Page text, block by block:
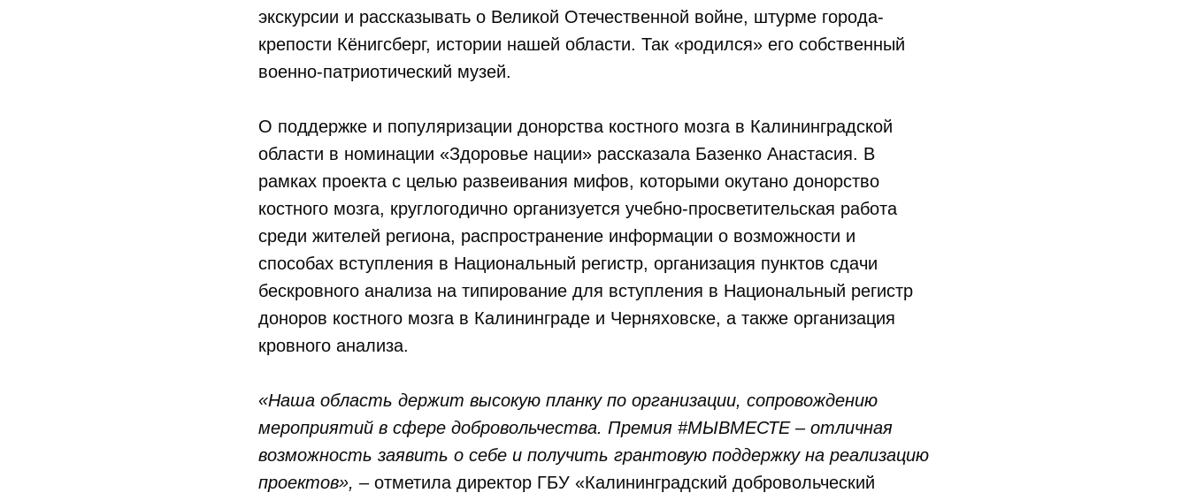
экскурсии и рассказывать о Великой Отечественной войне, штурме города-
крепости Кёнигсберг, истории нашей области. Так «родился» его собственный
военно-патриотический музей.
О поддержке и популяризации донорства костного мозга в Калининградской
области в номинации «Здоровье нации» рассказала Базенко Анастасия. В
рамках проекта с целью развеивания мифов, которыми окутано донорство
костного мозга, круглогодично организуется учебно-просветительская работа
среди жителей региона, распространение информации о возможности и
способах вступления в Национальный регистр, организация пунктов сдачи
бескровного анализа на типирование для вступления в Национальный регистр
доноров костного мозга в Калининграде и Черняховске, а также организация
кровного анализа.
«Наша область держит высокую планку по организации, сопровождению
мероприятий в сфере добровольчества. Премия #МЫВМЕСТЕ – отличная
возможность заявить о себе и получить грантовую поддержку на реализацию
проектов», – отметила директор ГБУ «Калининградский добровольческий